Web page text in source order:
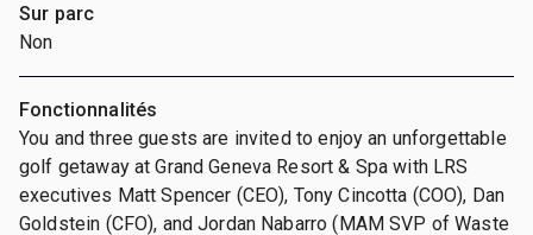
Sur parc
Non
Fonctionnalités
You and three guests are invited to enjoy an unforgettable
golf getaway at Grand Geneva Resort & Spa with LRS
executives Matt Spencer (CEO), Tony Cincotta (COO), Dan
Goldstein (CFO), and Jordan Nabarro (MAM SVP of Waste